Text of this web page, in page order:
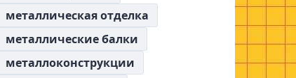
металлическая отделка
металлические балки
металлоконструкции